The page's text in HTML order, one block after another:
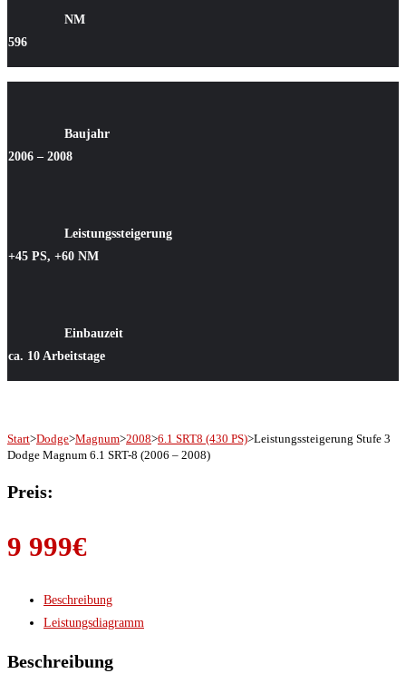
NM
596
Baujahr
2006 – 2008
Leistungssteigerung
+45 PS, +60 NM
Einbauzeit
ca. 10 Arbeitstage
Start>Dodge>Magnum>2008>6.1 SRT8 (430 PS)>Leistungssteigerung Stufe 3
Dodge Magnum 6.1 SRT-8 (2006 – 2008)
Preis:
9 999€
Beschreibung
Leistungsdiagramm
Beschreibung